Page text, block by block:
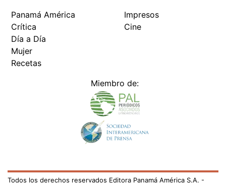
Panamá América
Crítica
Día a Día
Mujer
Recetas
Impresos
Cine
Miembro de:
Todos los derechos reservados Editora Panamá América S.A. -